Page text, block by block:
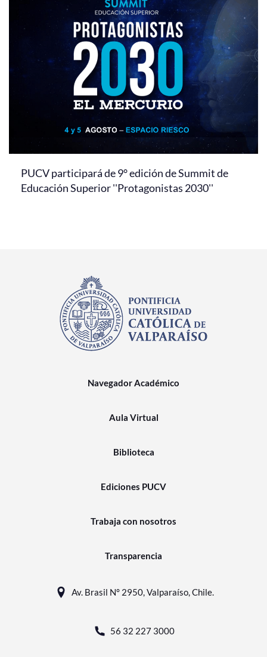
PUCV participará de 9° edición de Summit de
Educación Superior ''Protagonistas 2030''
Navegador Académico
Aula Virtual
Biblioteca
Ediciones PUCV
Trabaja con nosotros
Transparencia
Av. Brasil N° 2950, Valparaíso, Chile.
56 32 227 3000